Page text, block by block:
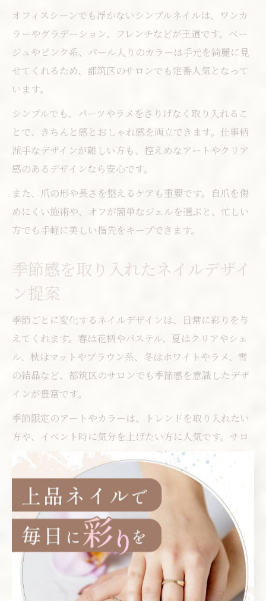
オフィスシーンでも浮かないシンプルネイルは、ワンカ
ラーやグラデーション、フレンチなどが王道です。ベー
ジュやピンク系、パール入りのカラーは手元を綺麗に見
せてくれるため、都筑区のサロンでも定番人気となって
います。
シンプルでも、パーツやラメをさりげなく取り入れるこ
とで、きちんと感とおしゃれ感を両立できます。仕事柄
派手なデザインが難しい方も、控えめなアートやクリア
感のあるデザインなら安心です。
また、爪の形や長さを整えるケアも重要です。自爪を傷
めにくい施術や、オフが簡単なジェルを選ぶと、忙しい
方でも手軽に美しい指先をキープできます。
季節感を取り入れたネイルデザイ
ン提案
季節ごとに変化するネイルデザインは、日常に彩りを与
えてくれます。春は花柄やパステル、夏はクリアやシェ
ル、秋はマットやブラウン系、冬はホワイトやラメ、雪
の結晶など、都筑区のサロンでも季節感を意識したデザ
インが豊富です。
季節限定のアートやカラーは、トレンドを取り入れたい
方や、イベント時に気分を上げたい方に人気です。サロ
ンのサンプルやインスタグラムの投稿をチェックする
と、最新デザインの参考になります。
ただし、季節感を重視しすぎると普段のコーディネート
に合わない場合もあるため、ライフスタイルに合わせて
取り入れることが大切です。スタッフに相談しながら、
バランスの良いデザイン選びを心がけましょう。